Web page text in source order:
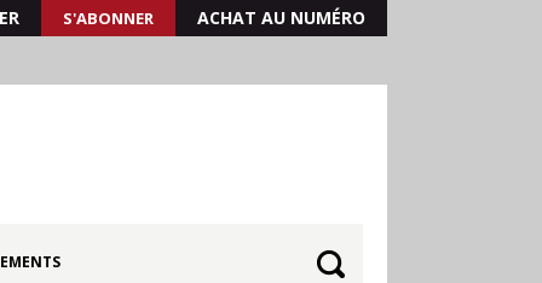
S'ABONNER ACHAT AU NUMÉRO